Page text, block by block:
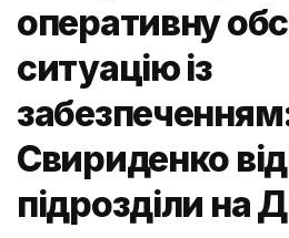
оперативну
ситуацію із
Свириденко
підрозділи на